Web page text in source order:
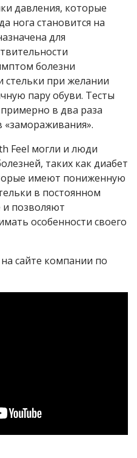
давления, которые
нога становится на
для
болезни
стельки при желании
пару обуви. Тесты
в два раза
«замораживания».
Feel могли и люди
таких как диабет
имеют пониженную
в постоянном
позволяют
особенности своего
сайте компании по